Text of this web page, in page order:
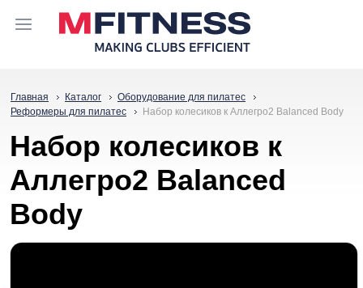
Главная Каталог
Оборудование для пилатес
Реформеры для пилатес
Набор колесиков к Аллегро2 Balanced Body
Набор колесиков к
Аллегро2 Balanced
Body